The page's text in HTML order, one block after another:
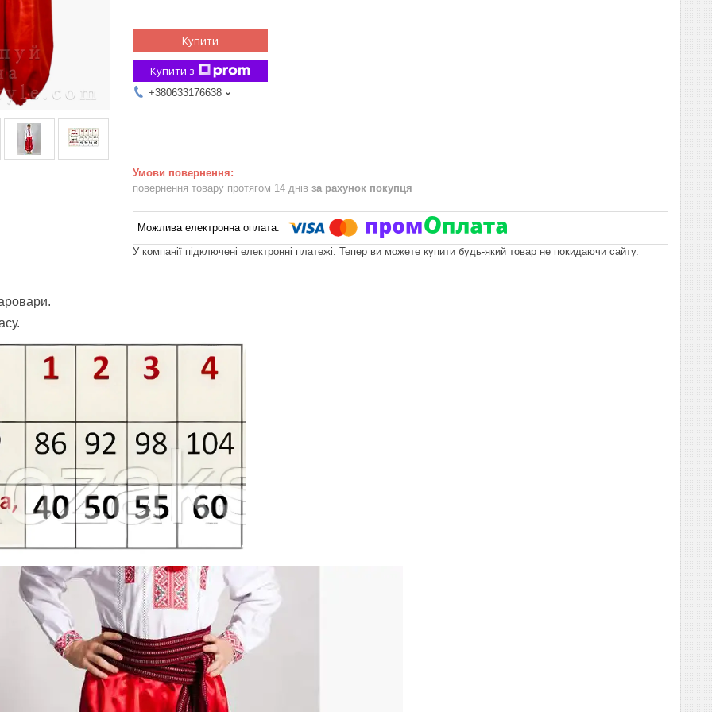
Купити
Купити з
+380633176638
повернення товару протягом 14 днів за рахунок покупця
У компанії підключені електронні платежі. Тепер ви можете купити будь-який товар не покидаючи сайту.